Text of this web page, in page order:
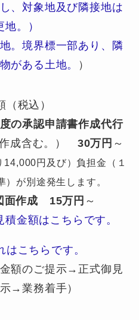
、対象地及び隣接地は
。）
。境界標一部あり、隣
がある土地。
）
（税込）
の承認申請書作成代行
成含む。） 30万円 ～
円及び）負担金（１
が別途発生します。
面作成 15万円 ～
金額はこちらです。
はこちらです。
額のご提示→正式御見
→業務着手）